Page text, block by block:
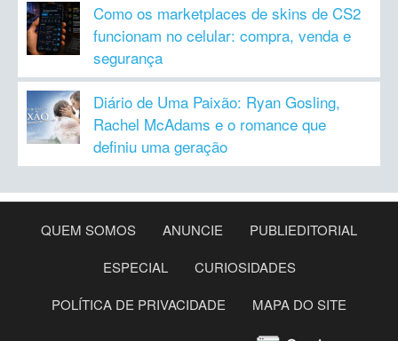
Como os marketplaces de skins de CS2
funcionam no celular: compra, venda e
segurança
Diário de Uma Paixão: Ryan Gosling,
Rachel McAdams e o romance que
definiu uma geração
QUEM SOMOS ANUNCIE
PUBLIEDITORIAL
ESPECIAL
CURIOSIDADES
POLÍTICA DE PRIVACIDADE
MAPA DO SITE